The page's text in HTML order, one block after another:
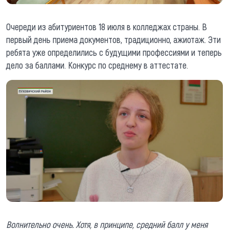
Очереди из абитуриентов 18 июля в колледжах страны. В
первый день приема документов, традиционно, ажиотаж. Эти
ребята уже определились с будущими профессиями и теперь
дело за баллами. Конкурс по среднему в аттестате.
Волнительно очень. Хотя, в принципе, средний балл у меня